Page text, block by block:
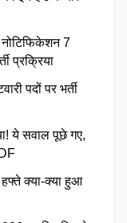
नोटिफिकेशन 7
प्रक्रिया
पदों पर भर्ती
ये सवाल पूछे गए,
क्या-क्या हुआ